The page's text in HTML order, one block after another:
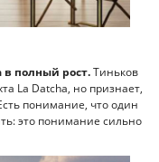
в полный рост.Тиньков
La Datcha, но признает,
понимание, что один
это понимание сильно